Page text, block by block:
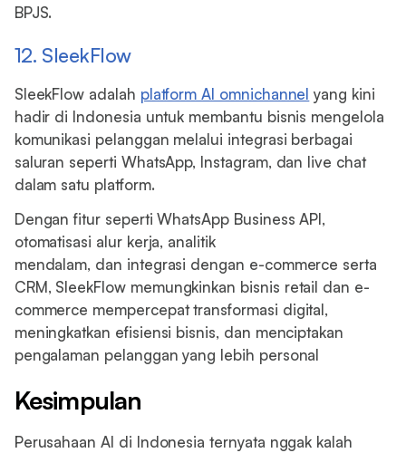
BPJS.
12. SleekFlow
SleekFlow adalah platform AI omnichannel yang kini
hadir di Indonesia untuk membantu bisnis mengelola
komunikasi pelanggan melalui integrasi berbagai
saluran seperti WhatsApp, Instagram, dan live chat
dalam satu platform.
Dengan fitur seperti WhatsApp Business API,
otomatisasi alur kerja, analitik
mendalam, dan integrasi dengan e-commerce serta
CRM, SleekFlow memungkinkan bisnis retail dan e-
commerce mempercepat transformasi digital,
meningkatkan efisiensi bisnis, dan menciptakan
pengalaman pelanggan yang lebih personal
Kesimpulan
Perusahaan AI di Indonesia ternyata nggak kalah